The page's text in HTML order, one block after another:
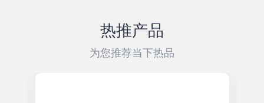
热推产品
为您推荐当下热品